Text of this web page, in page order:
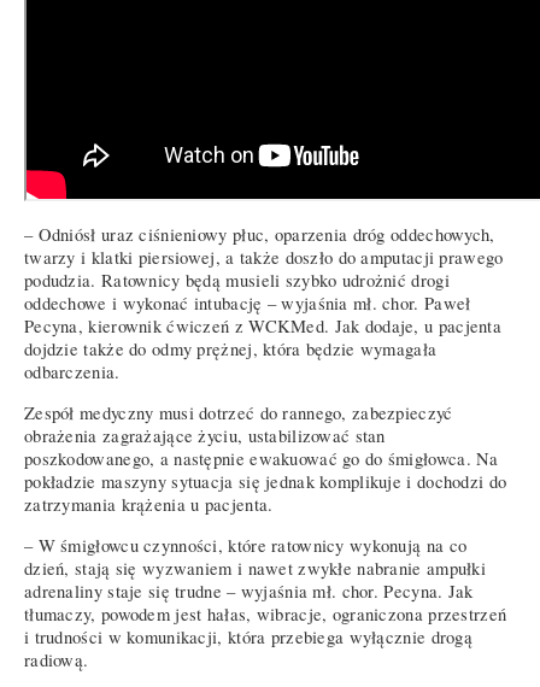
– Odniósł uraz ciśnieniowy płuc, oparzenia dróg oddechowych,
twarzy i klatki piersiowej, a także doszło do amputacji prawego
podudzia. Ratownicy będą musieli szybko udrożnić drogi
oddechowe i wykonać intubację – wyjaśnia mł. chor. Paweł
Pecyna, kierownik ćwiczeń z WCKMed. Jak dodaje, u pacjenta
dojdzie także do odmy prężnej, która będzie wymagała
odbarczenia.
Zespół medyczny musi dotrzeć do rannego, zabezpieczyć
obrażenia zagrażające życiu, ustabilizować stan
poszkodowanego, a następnie ewakuować go do śmigłowca. Na
pokładzie maszyny sytuacja się jednak komplikuje i dochodzi do
zatrzymania krążenia u pacjenta.
– W śmigłowcu czynności, które ratownicy wykonują na co
dzień, stają się wyzwaniem i nawet zwykłe nabranie ampułki
adrenaliny staje się trudne – wyjaśnia mł. chor. Pecyna. Jak
tłumaczy, powodem jest hałas, wibracje, ograniczona przestrzeń
i trudności w komunikacji, która przebiega wyłącznie drogą
radiową.